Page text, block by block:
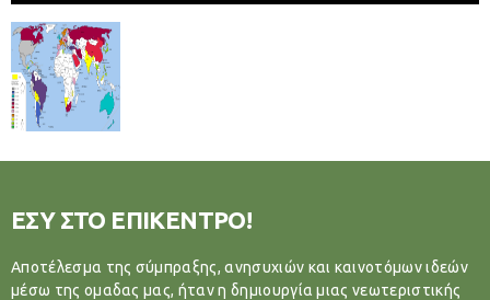
ΕΣΥ ΣΤΟ ΕΠΙΚΕΝΤΡΟ!
Αποτέλεσμα της σύμπραξης, ανησυχιών και καινοτόμων ιδεών
μέσω της ομαδας μας, ήταν η δημιουργία μιας νεωτεριστικής